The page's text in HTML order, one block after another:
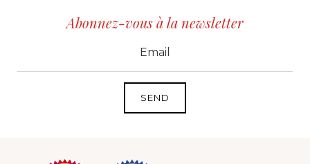
Abonnez-vous à la newsletter